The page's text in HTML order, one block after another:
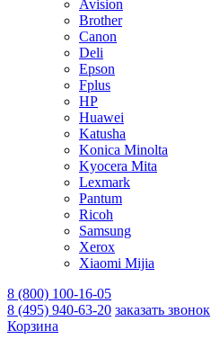
Avision
Brother
Canon
Deli
Epson
Fplus
HP
Huawei
Katusha
Konica Minolta
Kyocera Mita
Lexmark
Pantum
Ricoh
Samsung
Xerox
Xiaomi Mijia
8 (800) 100-16-05
8 (495) 940-63-20 заказать звонок
Корзина